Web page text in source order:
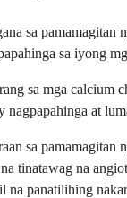
sa pamamagitan
sa iyong
sa mga calcium
at
sa
tinatawag na
na panatilihing